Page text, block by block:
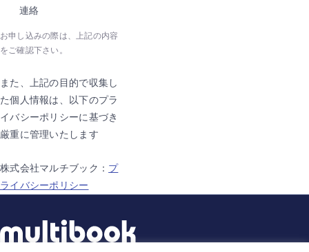
連絡
お申し込みの際は、上記の内容
をご確認下さい。
また、上記の目的で収集し
た個人情報は、以下のプラ
イバシーポリシーに基づき
厳重に管理いたします
株式会社マルチブック： プ
ライバシーポリシー